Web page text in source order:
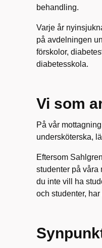
behandling.
Varje år
på avdelningen
förskolor,
diabetesskola.
Vi som
På vår
undersköterska,
Eftersom
studenter på våra
du inte vill ha
och studenter,